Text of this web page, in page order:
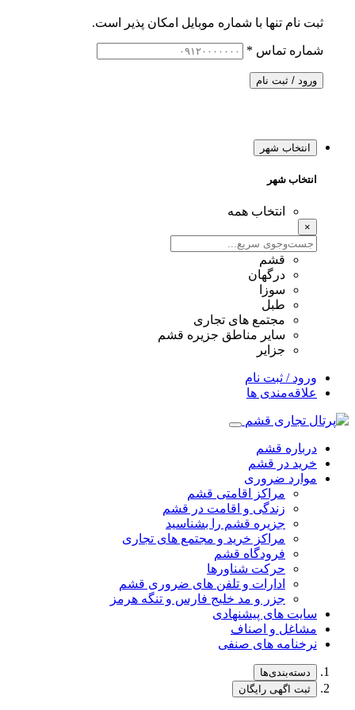
ثبت نام تنها با شماره موبایل امکان پذیر است.
شماره تماس *
ورود / ثبت نام
انتخاب شهر
انتخاب شهر
انتخاب همه
×
قشم
درگهان
سوزا
طبل
مجتمع های تجاری
سایر مناطق جزیره قشم
جزایر
ورود / ثبت نام
علاقه‌مندی ها
درباره قشم
خرید در قشم
موارد ضروری
مراکز اقامتی قشم
زندگی و اقامت در قشم
جزیره قشم را بشناسید
مراکز خرید و مجتمع های تجاری
فرودگاه قشم
حرکت شناورها
ادارات و تلفن های ضروری قشم
جزر و مد خلیج فارس و تنگه هرمز
سایت های پیشنهادی
مشاغل و اصناف
نرخنامه های صنفی
دسته‌بندی‌ها
ثبت اگهی رایگان